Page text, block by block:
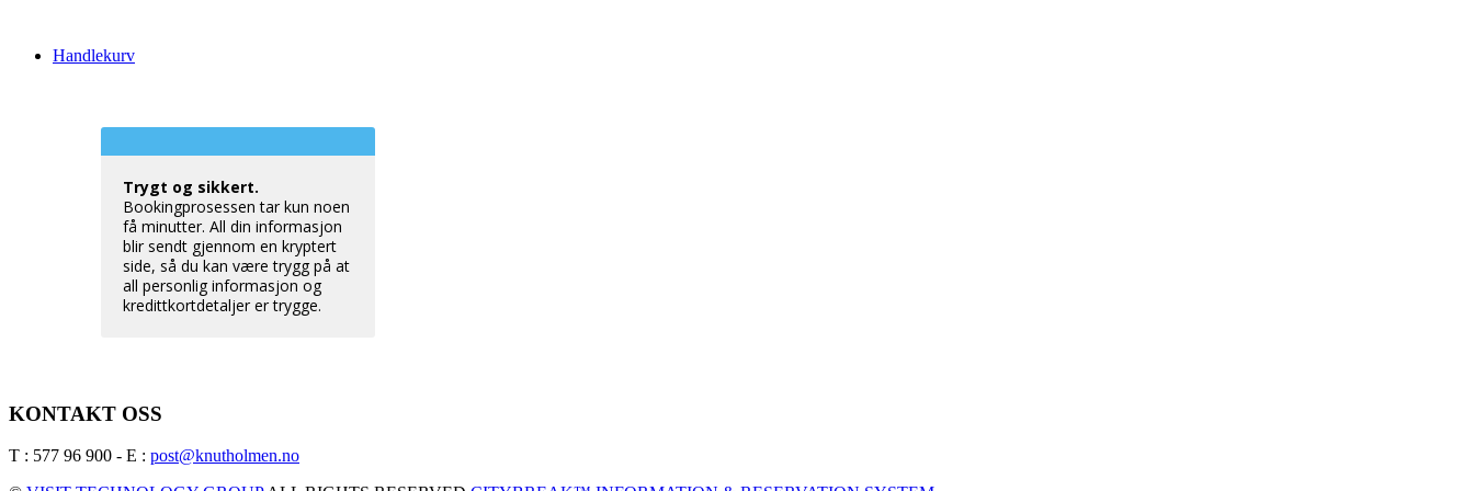
Handlekurv
Trygt og sikkert.
Bookingprosessen tar kun noen
få minutter. All din informasjon
blir sendt gjennom en kryptert
side, så du kan være trygg på at
all personlig informasjon og
kredittkortdetaljer er trygge.
KONTAKT OSS
T : 577 96 900 - E : post@knutholmen.no